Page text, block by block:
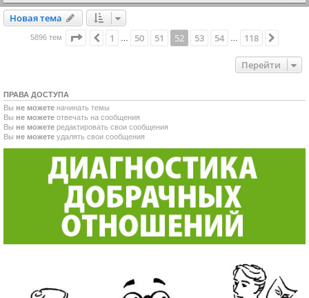
Новая тема
Новаятема
5896 тем Страница 52из 118
Пред.
1 50 51 52 53 54 118
Перейти
ПРАВА ДОСТУПА
Вы не можете начинать темы
Вы не можете отвечать на сообщения
Вы не можете редактировать свои сообщения
Вы не можете удалять свои сообщения